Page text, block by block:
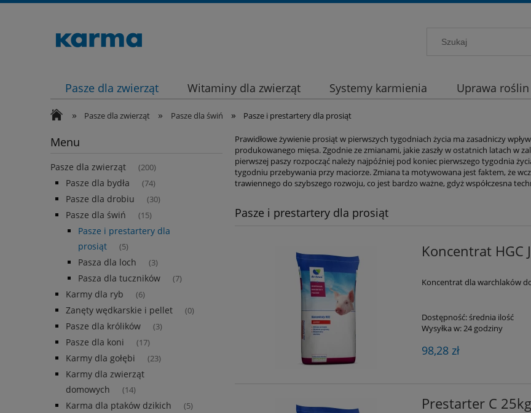
Pasze dla zwierząt Witaminy dla zwierząt Systemy karmienia Uprawa roślin
» Pasze dla zwierząt » Pasze dla świń » Pasze i prestartery dla prosiąt
Menu
Pasze dla zwierząt (200)
Pasze dla bydła (74)
Pasze dla drobiu (30)
Pasze dla świń (15)
Pasze i prestartery dla
prosiąt
(5)
Pasza dla loch (3)
Pasza dla tuczników (7)
Karmy dla ryb (6)
Zanęty wędkarskie i pellet (0)
Pasze dla królików (3)
Pasze dla koni (17)
Karmy dla gołębi (23)
Karmy dla zwierząt
domowych
(14)
Karma dla ptaków dzikich (5)
Prawidłowe żywienie prosiąt w pierwszych tygodniach życia ma zasadniczy
produkowanego mięsa. Zgodnie ze zmianami, jakie zaszły w ostatnich latach w
pierwszej paszy rozpocząć należy najpóźniej pod koniec pierwszego tygodnia
tygodniu przebywania przy maciorze. Zmiana ta motywowana jest faktem, że
trawiennego do szybszego rozwoju, co jest bardzo ważne, gdyż współczesna
Pasze i prestartery dla prosiąt
Koncentrat HGC
Koncentrat dla warchlaków
Dostępność:średnia ilość
Wysyłka w:24 godziny
98,28 zł
Prestarter C